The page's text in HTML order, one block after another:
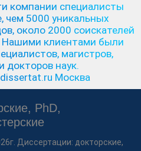
компании специалисты
чем 5000 уникальных
около 2000 соискателей
Нашими клиентами были
магистров,
докторов наук.
Москва
PhD,
Диссертации: докторские,